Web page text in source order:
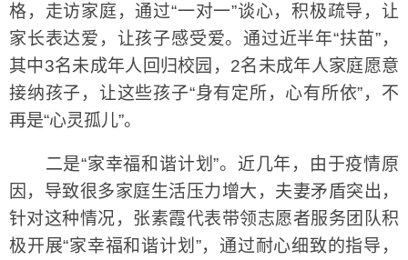
格，走访家庭，通过“一对一”谈心，积极疏导，让
家长表达爱，让孩子感受爱。通过近半年“扶苗”，
其中3名未成年人回归校园，2名未成年人家庭愿意
接纳孩子，让这些孩子“身有定所，心有所依”，不
再是“心灵孤儿”。
二是“家幸福和谐计划”。近几年，由于疫情原
因，导致很多家庭生活压力增大，夫妻矛盾突出，
针对这种情况，张素霞代表带领志愿者服务团队积
极开展“家幸福和谐计划”，通过耐心细致的指导，